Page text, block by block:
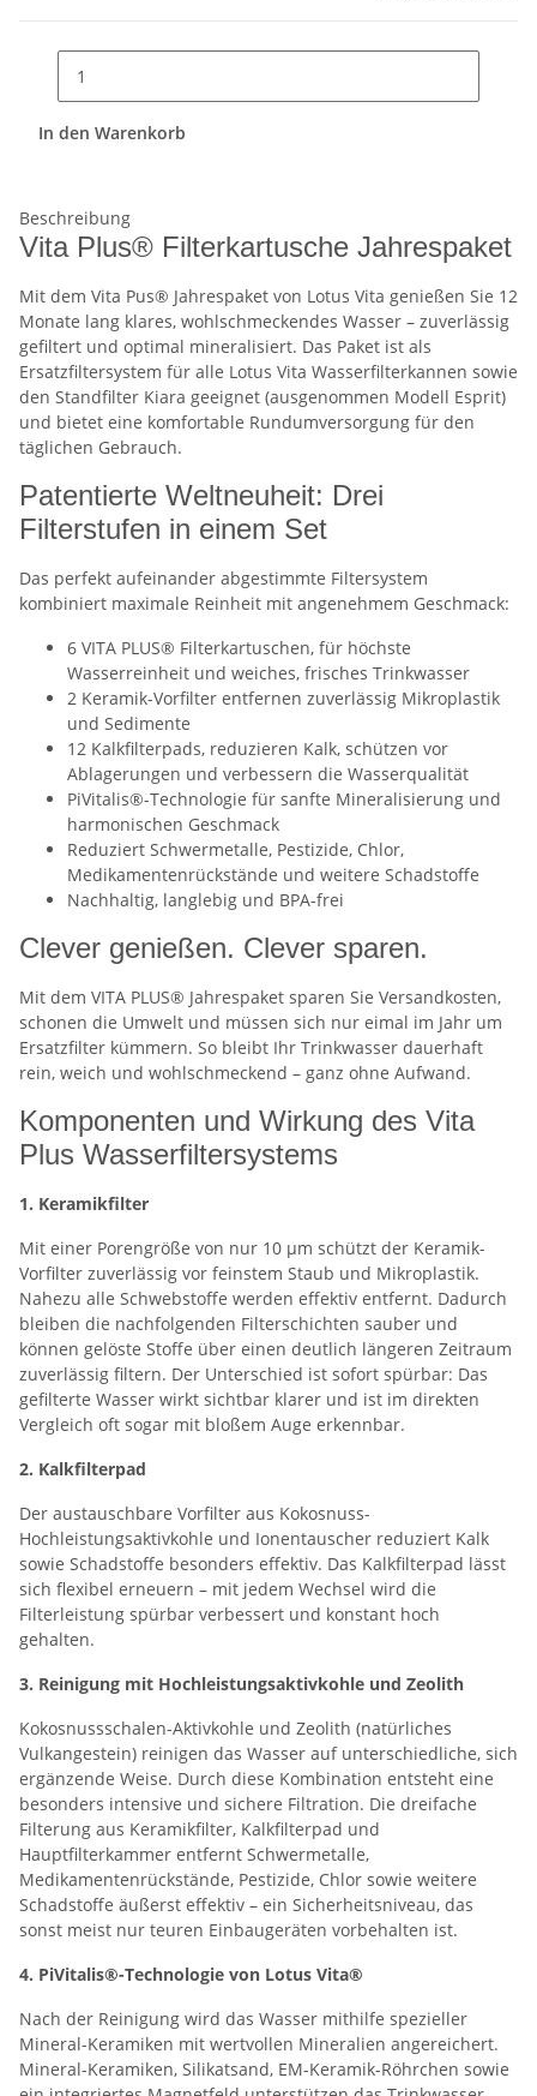
In den Warenkorb
Beschreibung
Vita Plus® Filterkartusche Jahrespaket
Mit dem Vita Pus® Jahrespaket von Lotus Vita genießen Sie 12
Monate lang klares, wohlschmeckendes Wasser – zuverlässig
gefiltert und optimal mineralisiert. Das Paket ist als
Ersatzfiltersystem für alle Lotus Vita Wasserfilterkannen sowie
den Standfilter Kiara geeignet (ausgenommen Modell Esprit)
und bietet eine komfortable Rundumversorgung für den
täglichen Gebrauch.
Patentierte Weltneuheit: Drei
Filterstufen in einem Set
Das perfekt aufeinander abgestimmte Filtersystem
kombiniert maximale Reinheit mit angenehmem Geschmack:
6 VITA PLUS® Filterkartuschen, für höchste
Wasserreinheit und weiches, frisches Trinkwasser
2 Keramik-Vorfilter entfernen zuverlässig Mikroplastik
und Sedimente
12 Kalkfilterpads, reduzieren Kalk, schützen vor
Ablagerungen und verbessern die Wasserqualität
PiVitalis®-Technologie für sanfte Mineralisierung und
harmonischen Geschmack
Reduziert Schwermetalle, Pestizide, Chlor,
Medikamentenrückstände und weitere Schadstoffe
Nachhaltig, langlebig und BPA-frei
Clever genießen. Clever sparen.
Mit dem VITA PLUS® Jahrespaket sparen Sie Versandkosten,
schonen die Umwelt und müssen sich nur eimal im Jahr um
Ersatzfilter kümmern. So bleibt Ihr Trinkwasser dauerhaft
rein, weich und wohlschmeckend – ganz ohne Aufwand.
Komponenten und Wirkung des Vita
Plus Wasserfiltersystems
1. Keramikfilter
Mit einer Porengröße von nur 10 µm schützt der Keramik-
Vorfilter zuverlässig vor feinstem Staub und Mikroplastik.
Nahezu alle Schwebstoffe werden effektiv entfernt. Dadurch
bleiben die nachfolgenden Filterschichten sauber und
können gelöste Stoffe über einen deutlich längeren Zeitraum
zuverlässig filtern. Der Unterschied ist sofort spürbar: Das
gefilterte Wasser wirkt sichtbar klarer und ist im direkten
Vergleich oft sogar mit bloßem Auge erkennbar.
2. Kalkfilterpad
Der austauschbare Vorfilter aus Kokosnuss-
Hochleistungsaktivkohle und Ionentauscher reduziert Kalk
sowie Schadstoffe besonders effektiv. Das Kalkfilterpad lässt
sich flexibel erneuern – mit jedem Wechsel wird die
Filterleistung spürbar verbessert und konstant hoch
gehalten.
3. Reinigung mit Hochleistungsaktivkohle und Zeolith
Kokosnussschalen-Aktivkohle und Zeolith (natürliches
Vulkangestein) reinigen das Wasser auf unterschiedliche, sich
ergänzende Weise. Durch diese Kombination entsteht eine
besonders intensive und sichere Filtration. Die dreifache
Filterung aus Keramikfilter, Kalkfilterpad und
Hauptfilterkammer entfernt Schwermetalle,
Medikamentenrückstände, Pestizide, Chlor sowie weitere
Schadstoffe äußerst effektiv – ein Sicherheitsniveau, das
sonst meist nur teuren Einbaugeräten vorbehalten ist.
4. PiVitalis®-Technologie von Lotus Vita®
Nach der Reinigung wird das Wasser mithilfe spezieller
Mineral-Keramiken mit wertvollen Mineralien angereichert.
Mineral-Keramiken, Silikatsand, EM-Keramik-Röhrchen sowie